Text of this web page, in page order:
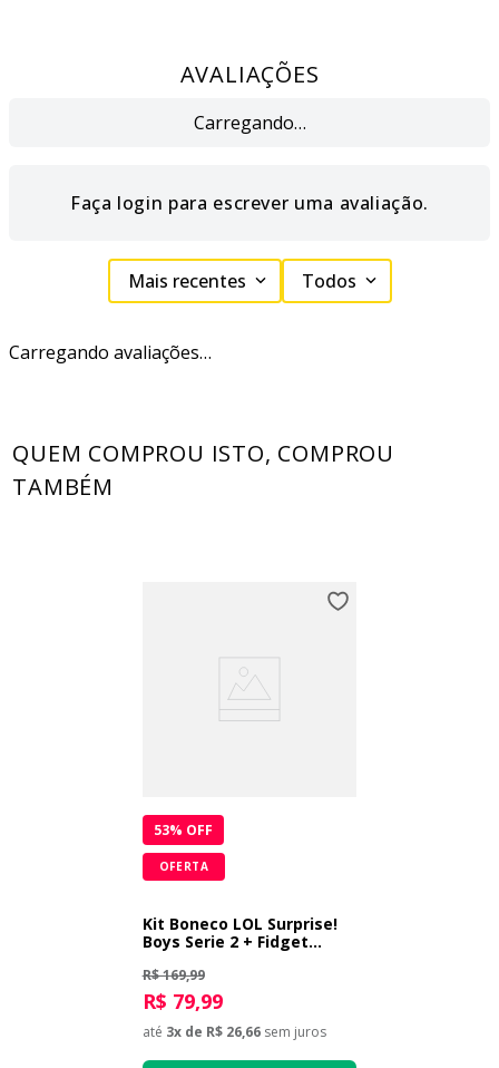
AVALIAÇÕES
Carregando…
Faça login para escrever uma avaliação.
Mais recentes Todos
Carregando avaliações…
QUEM COMPROU ISTO, COMPROU
TAMBÉM
53% OFF
OFERTA
Kit Boneco LOL Surprise!
Boys Serie 2 + Fidget
Spinner - Verde
R$ 169,99
R$ 79,99
até 3x de R$ 26,66 sem juros